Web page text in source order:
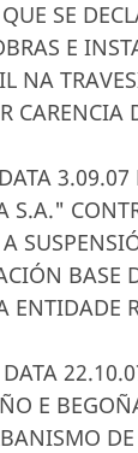
SE
E
NA
CARENCIA
S.A."
BASE
ENTIDADE
E